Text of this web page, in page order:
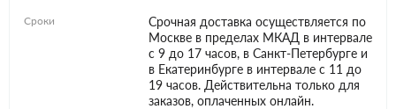
Сроки
Срочная доставка осуществляется по
Москве в пределах МКАД в интервале
с 9 до 17 часов, в Санкт-Петербурге и
в Екатеринбурге в интервале с 11 до
19 часов. Действительна только для
заказов, оплаченных онлайн.